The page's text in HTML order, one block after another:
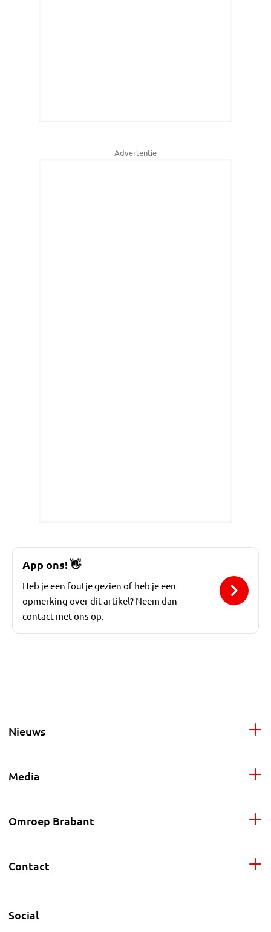
Advertentie
App ons!👋
Heb je een foutje gezien of heb je een
opmerking over dit artikel? Neem dan
contact met ons op.
Nieuws
Media
Omroep Brabant
Contact
Social